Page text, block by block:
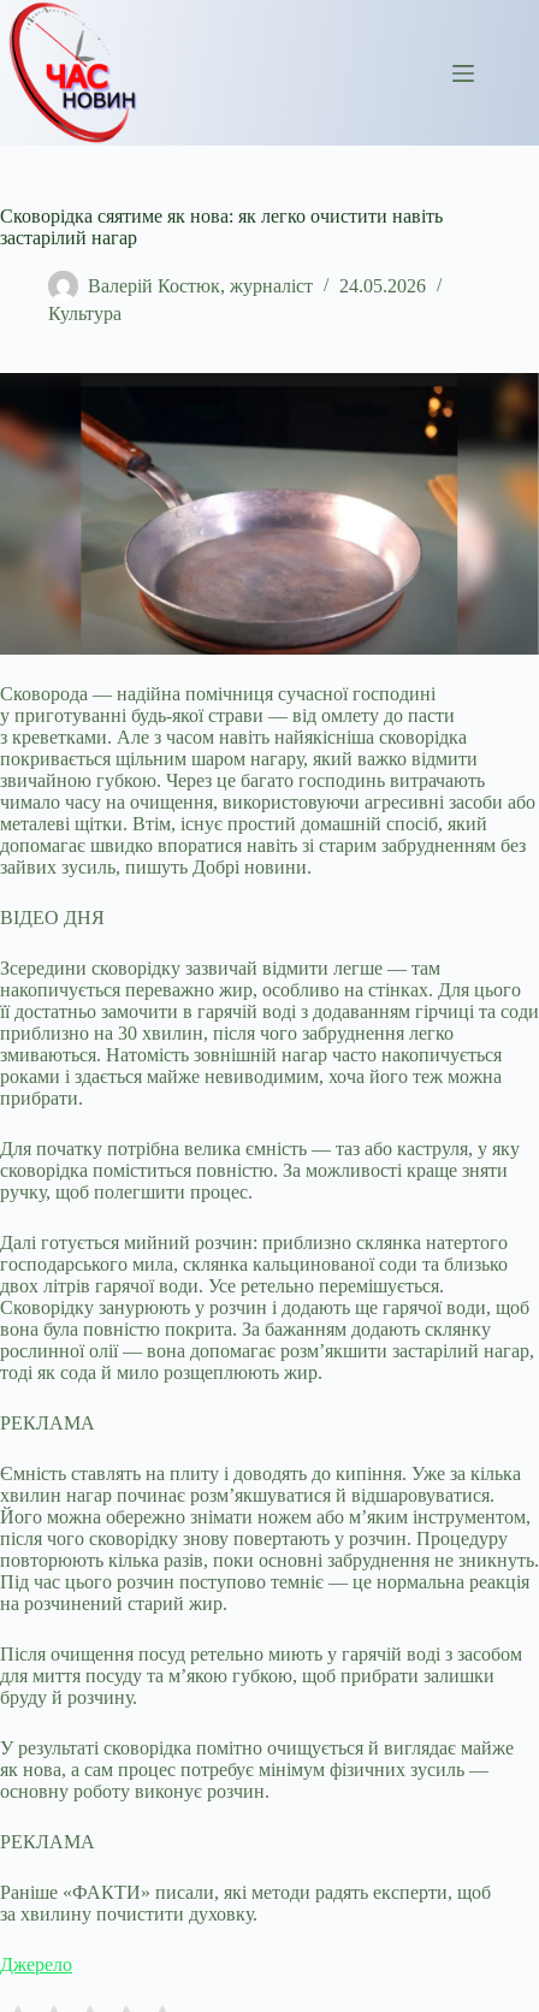
Перейти
до
вмісту
Сковорідка сяятиме як нова: як легко очистити навіть
застарілий нагар
Валерій Костюк, журналіст
24.05.2026
Культура
Сковорода — надійна помічниця сучасної господині
у приготуванні будь-якої страви — від омлету до пасти
з креветками. Але з часом навіть найякісніша сковорідка
покривається щільним шаром нагару, який важко відмити
звичайною губкою. Через це багато господинь витрачають
чимало часу на очищення, використовуючи агресивні засоби або
металеві щітки. Втім, існує простий домашній спосіб, який
допомагає швидко впоратися навіть зі старим забрудненням без
зайвих зусиль, пишуть Добрі новини.
ВІДЕО ДНЯ
Зсередини сковорідку зазвичай відмити легше — там
накопичується переважно жир, особливо на стінках. Для цього
її достатньо замочити в гарячій воді з додаванням гірчиці та соди
приблизно на 30 хвилин, після чого забруднення легко
змиваються. Натомість зовнішній нагар часто накопичується
роками і здається майже невиводимим, хоча його теж можна
прибрати.
Для початку потрібна велика ємність — таз або каструля, у яку
сковорідка поміститься повністю. За можливості краще зняти
ручку, щоб полегшити процес.
Далі готується мийний розчин: приблизно склянка натертого
господарського мила, склянка кальцинованої соди та близько
двох літрів гарячої води. Усе ретельно перемішується.
Сковорідку занурюють у розчин і додають ще гарячої води, щоб
вона була повністю покрита. За бажанням додають склянку
рослинної олії — вона допомагає розм’якшити застарілий нагар,
тоді як сода й мило розщеплюють жир.
РЕКЛАМА
Ємність ставлять на плиту і доводять до кипіння. Уже за кілька
хвилин нагар починає розм’якшуватися й відшаровуватися.
Його можна обережно знімати ножем або м’яким інструментом,
після чого сковорідку знову повертають у розчин. Процедуру
повторюють кілька разів, поки основні забруднення не зникнуть.
Під час цього розчин поступово темніє — це нормальна реакція
на розчинений старий жир.
Після очищення посуд ретельно миють у гарячій воді з засобом
для миття посуду та м’якою губкою, щоб прибрати залишки
бруду й розчину.
У результаті сковорідка помітно очищується й виглядає майже
як нова, а сам процес потребує мінімум фізичних зусиль —
основну роботу виконує розчин.
РЕКЛАМА
Раніше «ФАКТИ» писали, які методи радять експерти, щоб
за хвилину почистити духовку.
Джерело